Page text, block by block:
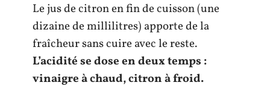
Le jus de citron en fin de cuisson (une
dizaine de millilitres) apporte de la
fraîcheur sans cuire avec le reste.
L’acidité se dose en deux temps :
vinaigre à chaud, citron à froid.